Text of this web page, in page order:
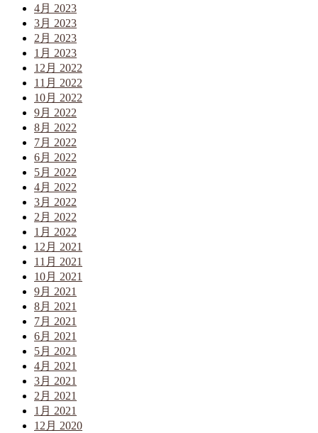
4月 2023
3月 2023
2月 2023
1月 2023
12月 2022
11月 2022
10月 2022
9月 2022
8月 2022
7月 2022
6月 2022
5月 2022
4月 2022
3月 2022
2月 2022
1月 2022
12月 2021
11月 2021
10月 2021
9月 2021
8月 2021
7月 2021
6月 2021
5月 2021
4月 2021
3月 2021
2月 2021
1月 2021
12月 2020